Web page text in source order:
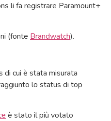
li fa registrare Paramount+
(fonte Brandwatch).
di cui è stata misurata
lo status di top
è stato il più votato